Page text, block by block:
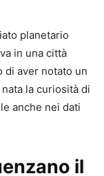
planetario
in una città
di aver notato un
la curiosità di
anche nei dati
il